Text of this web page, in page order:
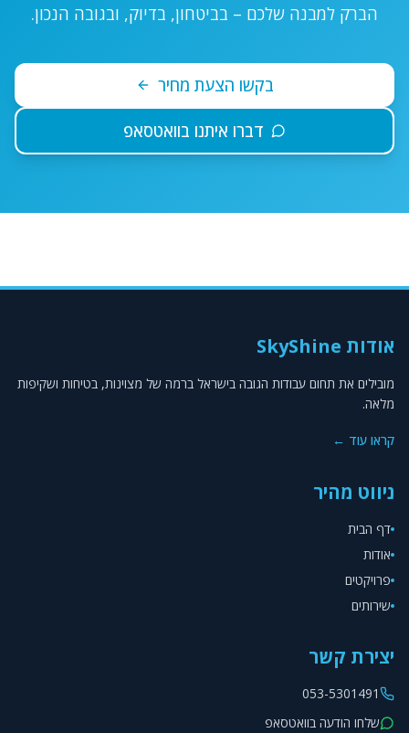
הברק למבנה שלכם – בביטחון, בדיוק, ובגובה הנכון.
בקשו הצעת מחיר
דברו איתנו בוואטסאפ
אודות SkyShine
מובילים את תחום עבודות הגובה בישראל ברמה של מצוינות, בטיחות ושקיפות
מלאה.
קראו עוד ←
ניווט מהיר
דף הבית
אודות
פרויקטים
שירותים
יצירת קשר
053-5301491
שלחו הודעה בוואטסאפ